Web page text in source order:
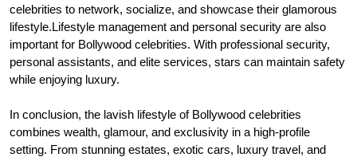
celebrities to network, socialize, and showcase their glamorous
lifestyle.Lifestyle management and personal security are also
important for Bollywood celebrities. With professional security,
personal assistants, and elite services, stars can maintain safety
while enjoying luxury.
In conclusion, the lavish lifestyle of Bollywood celebrities
combines wealth, glamour, and exclusivity in a high-profile
setting. From stunning estates, exotic cars, luxury travel, and